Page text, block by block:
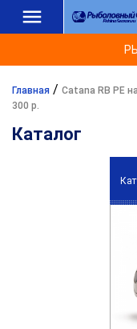
Главная / Catana RB PE
300 р.
Каталог